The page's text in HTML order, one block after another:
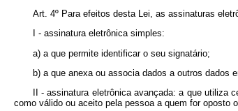
Art. 4º Para efeitos desta Lei, as assinaturas
I - assinatura eletrônica simples:
a) a que permite identificar o seu signatário;
b) a que anexa ou associa dados a outros dados
II - assinatura eletrônica avançada: a que utiliza
como válido ou aceito pela pessoa a quem for oposto